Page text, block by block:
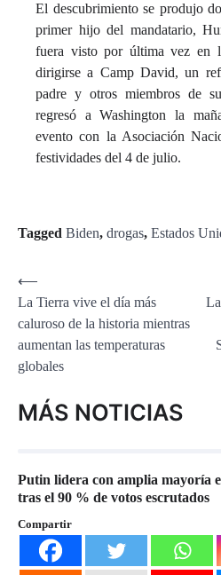
El descubrimiento se produjo
primer hijo del mandatario,
fuera visto por última vez en
dirigirse a Camp David, un
padre y otros miembros de
regresó a Washington la
evento con la Asociación
festividades del 4 de julio.
Tagged Biden, drogas, Estados
Navegación
de
entradas
⟵
La Tierra vive el día más
caluroso de la historia mientras
aumentan las temperaturas
globales
MÁS NOTICIAS
Putin lidera con amplia mayoría
tras el 90 % de votos escrutados
Compartir